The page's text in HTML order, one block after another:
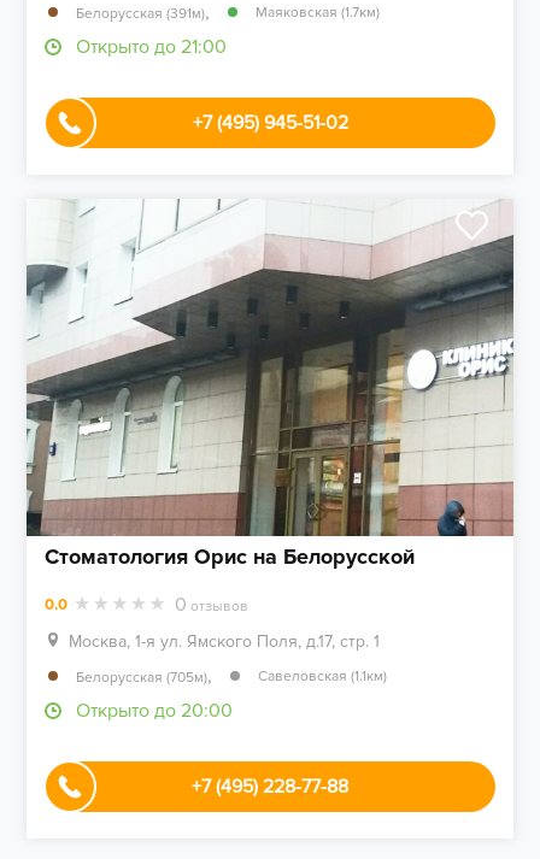
Белорусская (391м), Маяковская (1.7км)
Открыто до 21:00
+7 (495) 945-51-02
Стоматология Орис на Белорусской
0.0 0 отзывов
Москва, 1-я ул. Ямского Поля, д.17, стр. 1
Белорусская (705м), Савеловская (1.1км)
Открыто до 20:00
+7 (495) 228-77-88